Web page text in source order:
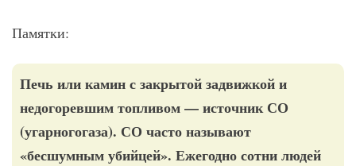
Памятки:
Печь или камин с закрытой задвижкой и
недогоревшим топливом — источник СО
(угарногогаза). СО часто называют
«бесшумным убийцей». Ежегодно сотни людей